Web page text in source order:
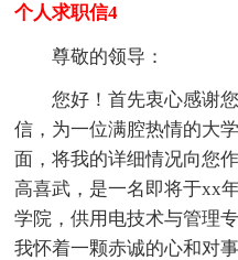
个人求职信4
尊敬的领导：
您好！首先衷心感谢
信，为一位满腔热情的大
面，将我的详细情况向您
高喜武，是一名即将于xx
学院，供用电技术与管理
我怀着一颗赤诚的心和对